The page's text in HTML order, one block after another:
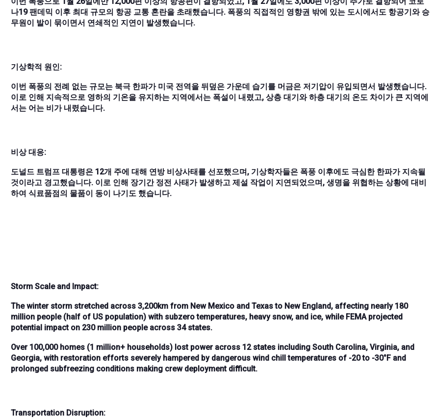
나19 팬데믹 이후 최대 규모의 항공 교통 혼란을 초래했습니다. 폭풍의 직접적인 영향권 밖에 있는 도시에서도 항공기와 승
무원이 발이 묶이면서 연쇄적인 지연이 발생했습니다.
기상학적 원인:
이번 폭풍의 전례 없는 규모는 북극 한파가 미국 전역을 뒤덮은 가운데 습기를 머금은 저기압이 유입되면서 발생했습니다.
이로 인해 지속적으로 영하의 기온을 유지하는 지역에서는 폭설이 내렸고, 상층 대기와 하층 대기의 온도 차이가 큰 지역에
서는 어는 비가 내렸습니다.
비상 대응:
도널드 트럼프 대통령은 12개 주에 대해 연방 비상사태를 선포했으며, 기상학자들은 폭풍 이후에도 극심한 한파가 지속될
것이라고 경고했습니다. 이로 인해 장기간 정전 사태가 발생하고 제설 작업이 지연되었으며, 생명을 위협하는 상황에 대비
하여 식료품점의 물품이 동이 나기도 했습니다.
Storm Scale and Impact:
The winter storm stretched across 3,200km from New Mexico and Texas to New England, affecting nearly 180
million people (half of US population) with subzero temperatures, heavy snow, and ice, while FEMA projected
potential impact on 230 million people across 34 states.
Over 100,000 homes (1 million+ households) lost power across 12 states including South Carolina, Virginia, and
Georgia, with restoration efforts severely hampered by dangerous wind chill temperatures of -20 to -30°Fand
prolonged subfreezing conditions making crew deployment difficult.
Transportation Disruption: